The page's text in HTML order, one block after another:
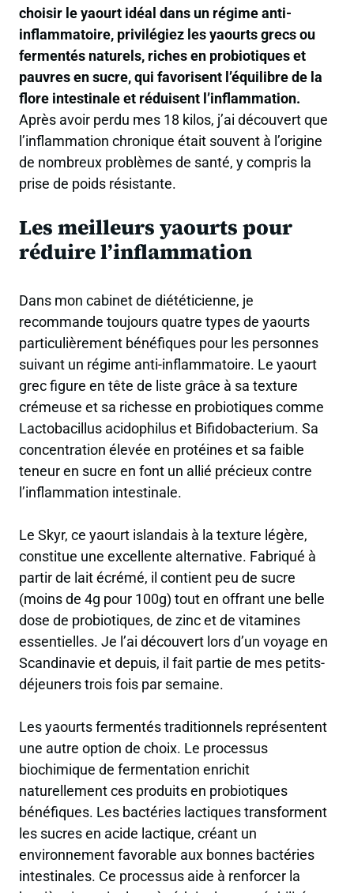
choisir le yaourt idéal dans un régime anti-
inflammatoire, privilégiez les yaourts grecs ou
fermentés naturels, riches en probiotiques et
pauvres en sucre, qui favorisent l’équilibre de la
flore intestinale et réduisent l’inflammation.
Après avoir perdu mes 18 kilos, j’ai découvert que
l’inflammation chronique était souvent à l’origine
de nombreux problèmes de santé, y compris la
prise de poids résistante.
Les meilleurs yaourts pour
réduire l’inflammation
Dans mon cabinet de diététicienne, je
recommande toujours quatre types de yaourts
particulièrement bénéfiques pour les personnes
suivant un régime anti-inflammatoire. Le yaourt
grec figure en tête de liste grâce à sa texture
crémeuse et sa richesse en probiotiques comme
Lactobacillus acidophilus et Bifidobacterium. Sa
concentration élevée en protéines et sa faible
teneur en sucre en font un allié précieux contre
l’inflammation intestinale.
Le Skyr, ce yaourt islandais à la texture légère,
constitue une excellente alternative. Fabriqué à
partir de lait écrémé, il contient peu de sucre
(moins de 4g pour 100g) tout en offrant une belle
dose de probiotiques, de zinc et de vitamines
essentielles. Je l’ai découvert lors d’un voyage en
Scandinavie et depuis, il fait partie de mes petits-
déjeuners trois fois par semaine.
Les yaourts fermentés traditionnels représentent
une autre option de choix. Le processus
biochimique de fermentation enrichit
naturellement ces produits en probiotiques
bénéfiques. Les bactéries lactiques transforment
les sucres en acide lactique, créant un
environnement favorable aux bonnes bactéries
intestinales. Ce processus aide à renforcer la